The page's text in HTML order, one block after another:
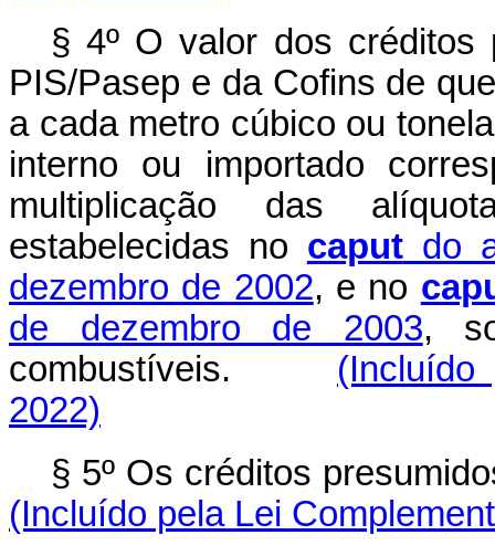
§ 4º O valor dos créditos
PIS/Pasep e da Cofins de
a cada metro cúbico ou
interno ou importado
multiplicação das
estabelecidas no caputdo
dezembro de 2002, e no
de dezembro de 2003,
combustíveis.
(Incluído
2022)
§ 5º Os créditos
(Incluído pela Lei